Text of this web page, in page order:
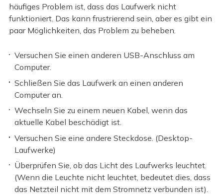
häufiges Problem ist, dass das Laufwerk nicht
funktioniert. Das kann frustrierend sein, aber es gibt ein
paar Möglichkeiten, das Problem zu beheben.
Versuchen Sie einen anderen USB-Anschluss am
Computer.
Schließen Sie das Laufwerk an einen anderen
Computer an.
Wechseln Sie zu einem neuen Kabel, wenn das
aktuelle Kabel beschädigt ist.
Versuchen Sie eine andere Steckdose. (Desktop-
Laufwerke)
Überprüfen Sie, ob das Licht des Laufwerks leuchtet.
(Wenn die Leuchte nicht leuchtet, bedeutet dies, dass
das Netzteil nicht mit dem Stromnetz verbunden ist).